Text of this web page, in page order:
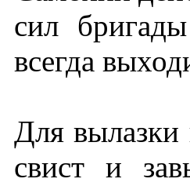
сил
всегда
Для
свист и